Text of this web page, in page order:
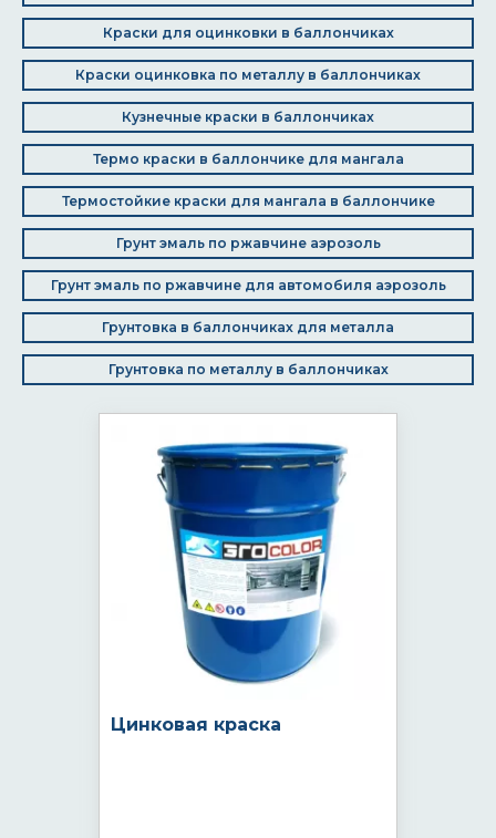
Краски для оцинковки в баллончиках
Краски оцинковка по металлу в баллончиках
Кузнечные краски в баллончиках
Термо краски в баллончике для мангала
Термостойкие краски для мангала в баллончике
Грунт эмаль по ржавчине аэрозоль
Грунт эмаль по ржавчине для автомобиля аэрозоль
Грунтовка в баллончиках для металла
Грунтовка по металлу в баллончиках
Цинковая краска